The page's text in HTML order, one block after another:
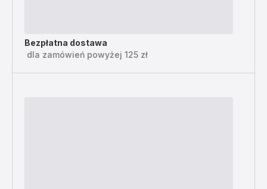
Bezpłatna dostawa
dla zamówień powyżej 125 zł